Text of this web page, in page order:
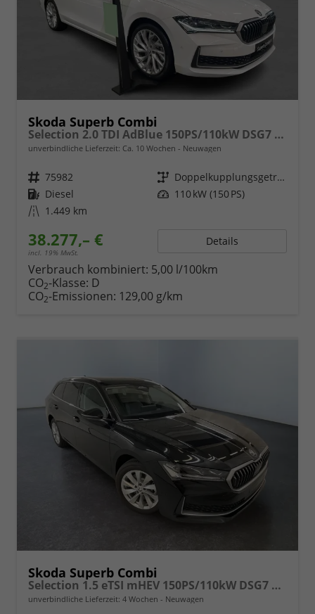
Skoda Superb Combi
Selection 2.0 TDI AdBlue 150PS/110kW DSG7 2026
unverbindliche Lieferzeit: Ca. 10 Wochen Neuwagen
Fahrzeugnr. 75982 Getriebe
Doppelkupplungsgetriebe (DSG)
Kraftstoff Diesel Leistung 110 kW (150 PS)
Kilometerstand 1.449 km
38.277,– €
incl. 19% MwSt.
Details
Verbrauch kombiniert: 5,00 l/100km
CO2-Klasse: D
CO2-Emissionen: 129,00 g/km
Skoda Superb Combi
Selection 1.5 eTSI mHEV 150PS/110kW DSG7 2026 +AHK+EL.HECK+NAVI+KESSY
unverbindliche Lieferzeit: 4 Wochen Neuwagen